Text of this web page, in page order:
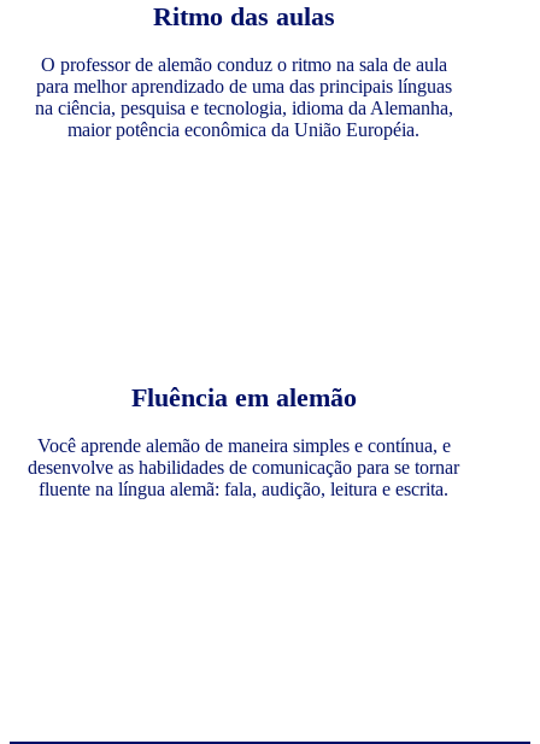
Ritmo das aulas
O professor de alemão conduz o ritmo na sala de aula
para melhor aprendizado de uma das principais línguas
na ciência, pesquisa e tecnologia, idioma da Alemanha,
maior potência econômica da União Européia.
Fluência em alemão
Você aprende alemão de maneira simples e contínua, e
desenvolve as habilidades de comunicação para se tornar
fluente na língua alemã: fala, audição, leitura e escrita.